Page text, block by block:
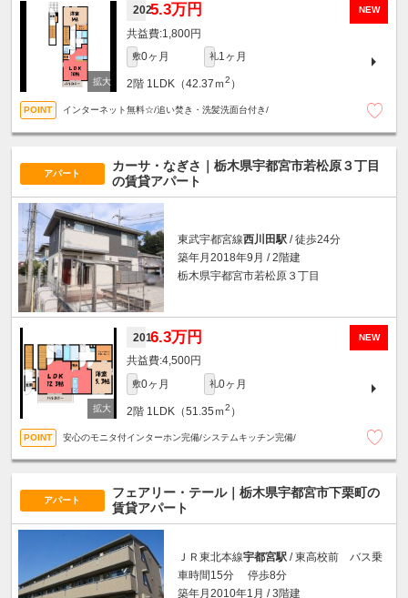
NEW
2025.3万円
1,800円
敷0ヶ月 礼1ヶ月
2階 1LDK（42.37ｍ2 ）
インターネット無料☆/追い焚き・洗髪洗面台付き/
アパート
カーサ・なぎさ｜栃木県宇都宮市若松原３丁目
の賃貸アパート
東武宇都宮線西川田駅 / 徒歩24分
築年月2018年9月 / 2階建
栃木県宇都宮市若松原３丁目
NEW
2016.3万円
4,500円
敷0ヶ月 礼0ヶ月
2階 1LDK（51.35ｍ2 ）
安心のモニタ付インターホン完備/システムキッチン完備/
アパート
フェアリー・テール｜栃木県宇都宮市下栗町の
賃貸アパート
ＪＲ東北本線宇都宮駅 / 東高校前 バス乗
車時間15分 停歩8分
築年月2010年1月 / 3階建